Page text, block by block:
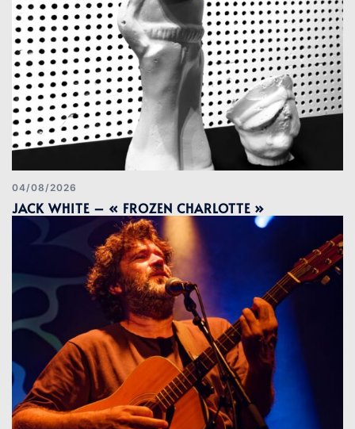
04/08/2026
JACK WHITE – « FROZEN CHARLOTTE »